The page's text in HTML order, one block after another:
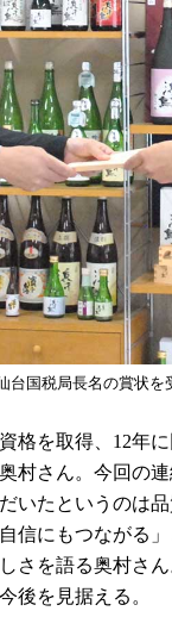
台国税局長名の賞状
格を取得、12年
村さん。今回の
いたというのは
信にもつながる
さを語る奥村さ
後を見据える。